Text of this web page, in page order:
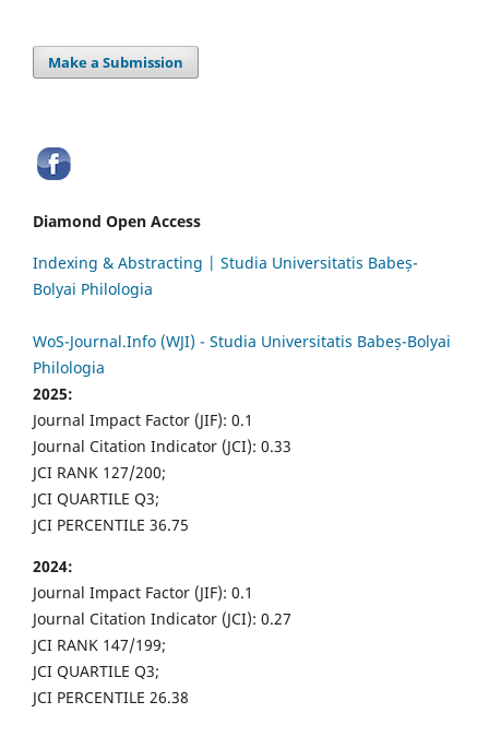
Make a Submission
Diamond Open Access
Indexing & Abstracting | Studia Universitatis Babeș-
Bolyai Philologia
WoS-Journal.Info (WJI) - Studia Universitatis Babeș-Bolyai
Philologia
2025:
Journal Impact Factor (JIF): 0.1
Journal Citation Indicator (JCI): 0.33
JCI RANK 127/200;
JCI QUARTILE Q3;
JCI PERCENTILE 36.75
2024:
Journal Impact Factor (JIF): 0.1
Journal Citation Indicator (JCI): 0.27
JCI RANK 147/199;
JCI QUARTILE Q3;
JCI PERCENTILE 26.38